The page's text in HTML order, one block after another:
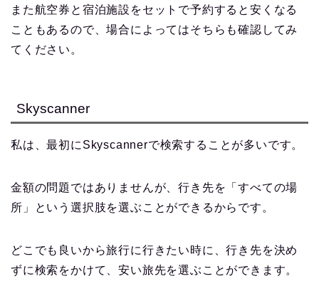
また航空券と宿泊施設をセットで予約すると安くなる
こともあるので、場合によってはそちらも確認してみ
てください。
Skyscanner
私は、最初にSkyscannerで検索することが多いです。
金額の問題ではありませんが、行き先を「すべての場
所」という選択肢を選ぶことができるからです。
どこでも良いから旅行に行きたい時に、行き先を決め
ずに検索をかけて、安い旅先を選ぶことができます。